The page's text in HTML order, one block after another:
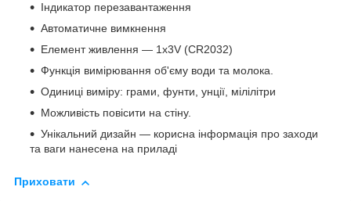
Індикатор перезавантаження
Автоматичне вимкнення
Елемент живлення — 1х3V (CR2032)
Функція вимірювання об'єму води та молока.
Одиниці виміру: грами, фунти, унції, мілілітри
Можливість повісити на стіну.
Унікальний дизайн — корисна інформація про заходи
та ваги нанесена на приладі
Приховати